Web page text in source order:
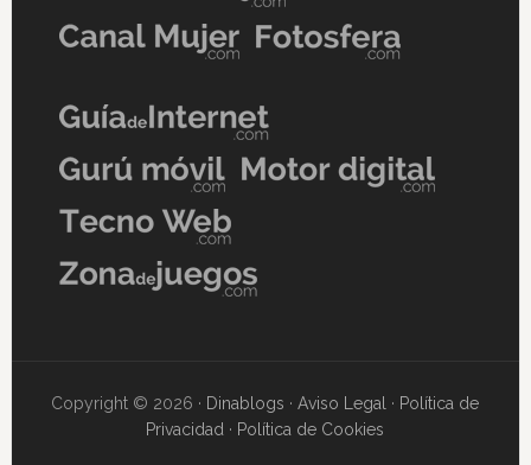
Copyright © 2026 · Dinablogs ·Aviso Legal · Política de
Privacidad · Política de Cookies